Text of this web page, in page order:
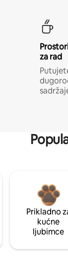
za rad
Prikladno
kućne
ljubimce